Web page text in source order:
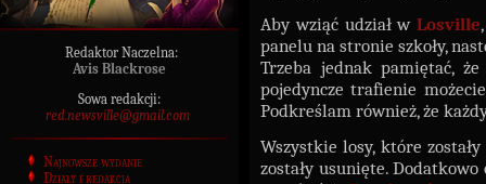
Redaktor Naczelna:
Avis Blackrose
Sowa redakcji:
red.newsville@gmail.com
Najnowsze wydanie
Działy i redakcja
Aby wziąć udział w Losville
panelu na stronie szkoły,
Trzeba jednak pamiętać,
pojedyncze trafienie
Podkreślam również, że
Wszystkie losy, które
zostały usunięte.